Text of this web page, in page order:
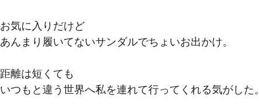
お気に入りだけど
あんまり履いてないサンダルでちょいお出かけ。
距離は短くても
いつもと違う世界へ私を連れて行ってくれる気がした。